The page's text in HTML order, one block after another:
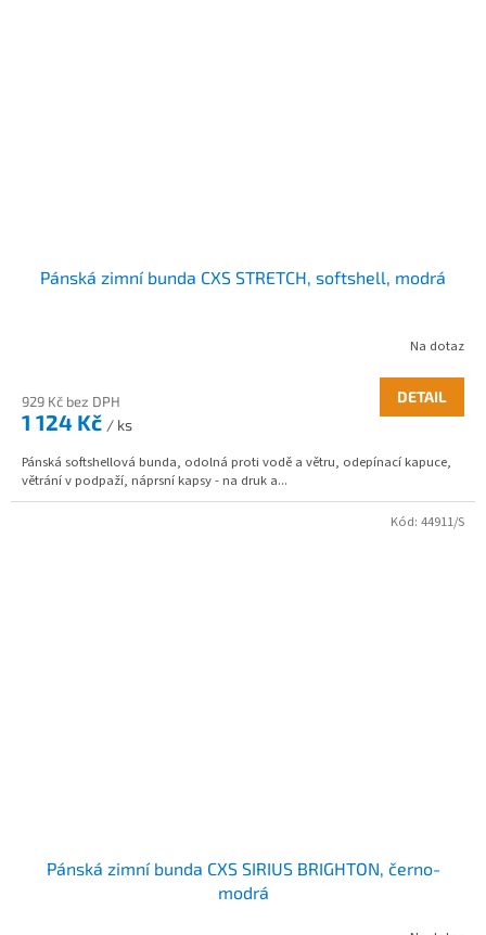
Pánská zimní bunda CXS STRETCH, softshell, modrá
Na dotaz
929 Kč bez DPH
1 124 Kč / ks
DETAIL
Pánská softshellová bunda, odolná proti vodě a větru, odepínací kapuce,
větrání v podpaží, náprsní kapsy - na druk a...
Pánská zimní bunda CXS SIRIUS BRIGHTON, černo-
modrá
Kód: 44911/S